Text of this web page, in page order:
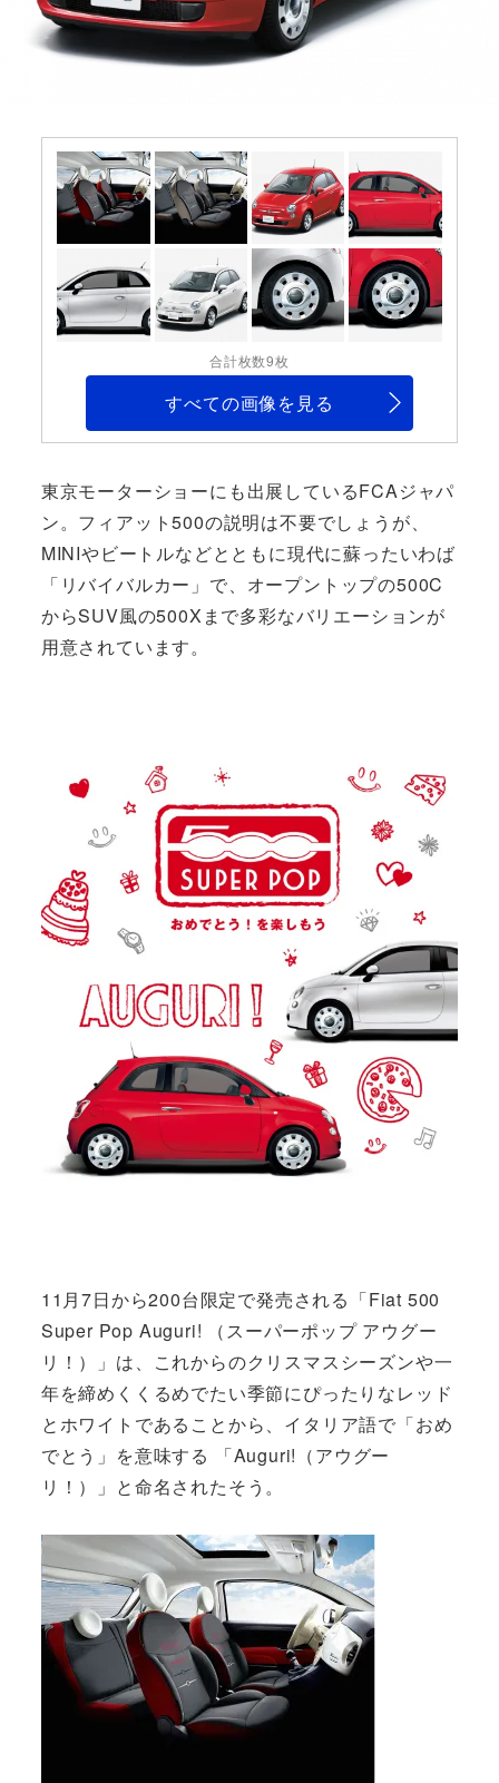
合計枚数9枚
すべての画像を見る
東京モーターショーにも出展しているFCAジャパ
ン。フィアット500の説明は不要でしょうが、
MINIやビートルなどとともに現代に蘇ったいわば
「リバイバルカー」で、オープントップの500C
からSUV風の500Xまで多彩なバリエーションが
用意されています。
11月7日から200台限定で発売される「Fiat 500
Super Pop Auguri! （スーパーポップ アウグー
リ！）」は、これからのクリスマスシーズンや一
年を締めくくるめでたい季節にぴったりなレッド
とホワイトであることから、イタリア語で「おめ
でとう」を意味する 「Auguri!（アウグー
リ！）」と命名されたそう。